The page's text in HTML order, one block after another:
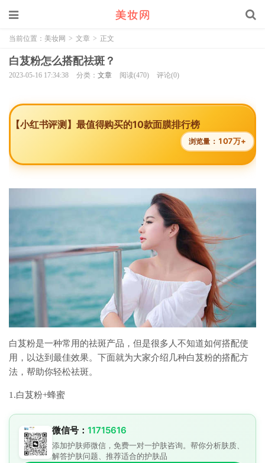
当前位置： 美妆网 > 文章 > 正文
白芨粉怎么搭配祛斑？
2023-05-16 17:34:38 分类： 文章 阅读(470) 评论(0)
【小红书评测】最值得购买的10款面膜排行榜
浏览量： 107万+
白芨粉是一种常用的祛斑产品，但是很多人不知道如何搭配使
用，以达到最佳效果。下面就为大家介绍几种白芨粉的搭配方
法，帮助你轻松祛斑。
1.白芨粉+蜂蜜
微信号： 11715616
添加护肤师微信，免费一对一护肤咨询。帮你分析肤质、
解答护肤问题、推荐适合的护肤品